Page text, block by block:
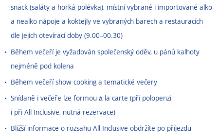
snack (saláty a horká polévka), místní vybrané i importované alko
a nealko nápoje a koktejly ve vybraných barech a restauracích
dle jejich otevírací doby (9.00–00.30)
Během večeří je vyžadován společenský oděv, u pánů kalhoty
nejméně pod kolena
Během večeří show cooking a tematické večery
Snídaně i večeře lze formou à la carte (při polopenzi
i při All Inclusive, nutná rezervace)
Bližší informace o rozsahu All Inclusive obdržíte po příjezdu